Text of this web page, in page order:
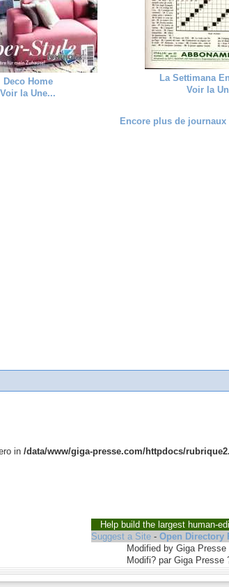
Deco Home
Voir la Une...
La Settimana
Voir la
Encore plus de journaux
in/data/www/giga-presse.com/httpdocs/
Help build the largest human-
Suggest a Site -Open Directory
Modified by Giga
Modifi? par Giga Presse